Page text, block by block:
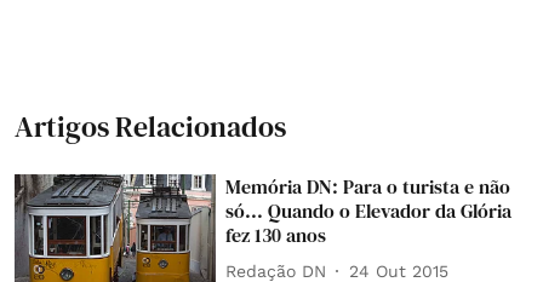
Artigos Relacionados
Memória DN: Para o turista e não
só... Quando o Elevador da Glória
fez 130 anos
Redação DN 24 Out 2015